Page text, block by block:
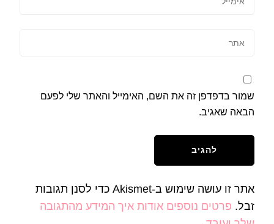
שמור בדפדפן זה את השם, האימייל והאתר שלי לפעם
הבאה שאגיב.
אתר זו עושה שימוש ב-Akismet כדי לסנן תגובות
זבל. פרטים נוספים אודות איך המידע מהתגובה